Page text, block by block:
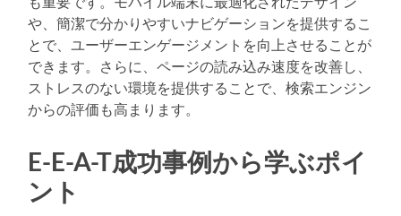
や、簡潔で分かりやすいナビゲーションを提供するこ
とで、ユーザーエンゲージメントを向上させることが
できます。さらに、ページの読み込み速度を改善し、
ストレスのない環境を提供することで、検索エンジン
からの評価も高まります。
E-E-A-T成功事例から学ぶポイ
ント